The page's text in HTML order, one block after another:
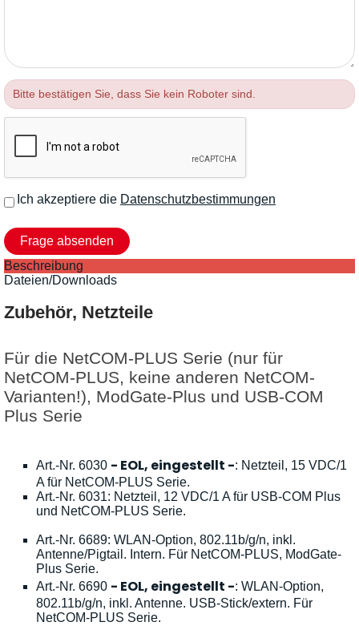
Bitte bestätigen Sie, dass Sie kein Roboter sind.
Ich akzeptiere die Datenschutzbestimmungen
Beschreibung
Dateien/Downloads
Zubehör, Netzteile
Für die NetCOM-PLUS Serie (nur für
NetCOM-PLUS, keine anderen NetCOM-
Varianten!), ModGate-Plus und USB-COM
Plus Serie
Art.-Nr. 6030 - EOL, eingestellt -: Netzteil, 15 VDC/1
A für NetCOM-PLUS Serie.
Art.-Nr. 6031: Netzteil, 12 VDC/1 A für USB-COM Plus
und NetCOM-PLUS Serie.
Art.-Nr. 6689: WLAN-Option, 802.11b/g/n, inkl.
Antenne/Pigtail. Intern. Für NetCOM-PLUS, ModGate-
Plus Serie.
Art.-Nr. 6690 - EOL, eingestellt -: WLAN-Option,
802.11b/g/n, inkl. Antenne. USB-Stick/extern. Für
NetCOM-PLUS Serie.